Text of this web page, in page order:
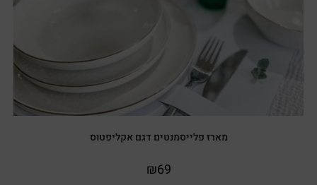
מארז פלייסמנטים דגם אקליפטוס
₪69